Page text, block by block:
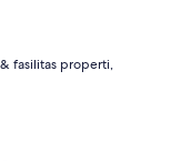
fasilitas properti,